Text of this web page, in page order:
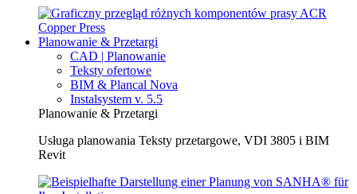
Planowanie & Przetargi
CAD | Planowanie
Teksty ofertowe
BIM & Plancal Nova
Instalsystem v. 5.5
Planowanie & Przetargi
Usługa planowania Teksty przetargowe, VDI 3805 i BIM
Revit